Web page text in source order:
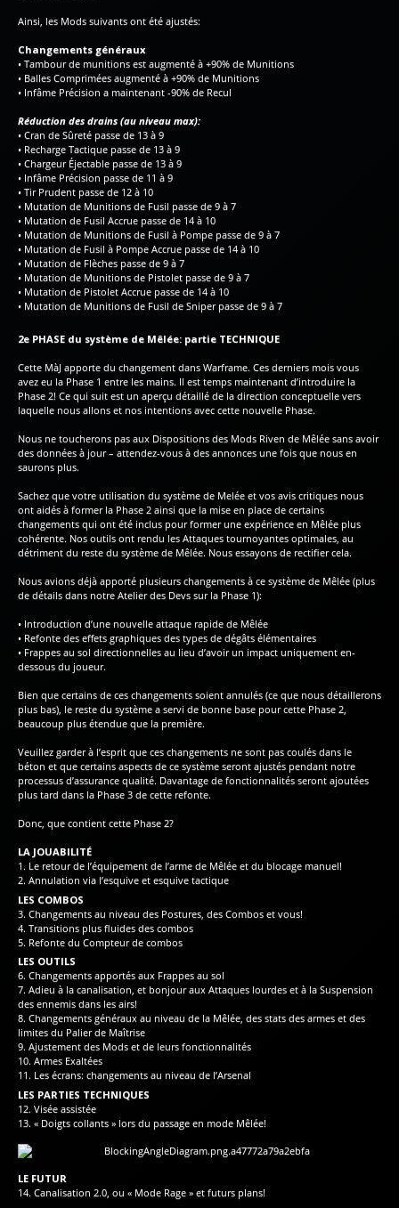
Ainsi, les Mods suivants ont été ajustés:
Changements généraux
• Tambour de munitions est augmenté à +90% de Munitions
• Balles Comprimées augmenté à +90% de Munitions
• Infâme Précision a maintenant -90% de Recul
Réduction des drains (au niveau max):
• Cran de Sûreté passe de 13 à 9
• Recharge Tactique passe de 13 à 9
• Chargeur Éjectable passe de 13 à 9
• Infâme Précision passe de 11 à 9
• Tir Prudent passe de 12 à 10
• Mutation de Munitions de Fusil passe de 9 à 7
• Mutation de Fusil Accrue passe de 14 à 10
• Mutation de Munitions de Fusil à Pompe passe de 9 à 7
• Mutation de Fusil à Pompe Accrue passe de 14 à 10
• Mutation de Flèches passe de 9 à 7
• Mutation de Munitions de Pistolet passe de 9 à 7
• Mutation de Pistolet Accrue passe de 14 à 10
• Mutation de Munitions de Fusil de Sniper passe de 9 à 7
2e PHASE du système de Mêlée: partie TECHNIQUE
Cette MàJ apporte du changement dans Warframe. Ces derniers mois vous
avez eu la Phase 1 entre les mains. Il est temps maintenant d’introduire la
Phase 2! Ce qui suit est un aperçu détaillé de la direction conceptuelle vers
laquelle nous allons et nos intentions avec cette nouvelle Phase.
Nous ne toucherons pas aux Dispositions des Mods Riven de Mêlée sans avoir
des données à jour – attendez-vous à des annonces une fois que nous en
saurons plus.
Sachez que votre utilisation du système de Melée et vos avis critiques nous
ont aidés à former la Phase 2 ainsi que la mise en place de certains
changements qui ont été inclus pour former une expérience en Mêlée plus
cohérente. Nos outils ont rendu les Attaques tournoyantes optimales, au
détriment du reste du système de Mêlée. Nous essayons de rectifier cela.
Nous avions déjà apporté plusieurs changements à ce système de Mêlée (plus
de détails dans notre Atelier des Devs sur la Phase 1):
• Introduction d’une nouvelle attaque rapide de Mêlée
• Refonte des effets graphiques des types de dégâts élémentaires
• Frappes au sol directionnelles au lieu d’avoir un impact uniquement en-
dessous du joueur.
Bien que certains de ces changements soient annulés (ce que nous détaillerons
plus bas), le reste du système a servi de bonne base pour cette Phase 2,
beaucoup plus étendue que la première.
Veuillez garder à l’esprit que ces changements ne sont pas coulés dans le
béton et que certains aspects de ce système seront ajustés pendant notre
processus d’assurance qualité. Davantage de fonctionnalités seront ajoutées
plus tard dans la Phase 3 de cette refonte.
Donc, que contient cette Phase 2?
LA JOUABILITÉ
1. Le retour de l’équipement de l’arme de Mêlée et du blocage manuel!
2. Annulation via l’esquive et esquive tactique
LES COMBOS
3. Changements au niveau des Postures, des Combos et vous!
4. Transitions plus fluides des combos
5. Refonte du Compteur de combos
LES OUTILS
6. Changements apportés aux Frappes au sol
7. Adieu à la canalisation, et bonjour aux Attaques lourdes et à la Suspension
des ennemis dans les airs!
8. Changements généraux au niveau de la Mêlée, des stats des armes et des
limites du Palier de Maîtrise
9. Ajustement des Mods et de leurs fonctionnalités
10. Armes Exaltées
11. Les écrans: changements au niveau de l’Arsenal
LES PARTIES TECHNIQUES
12. Visée assistée
13. « Doigts collants » lors du passage en mode Mêlée!
LE FUTUR
14. Canalisation 2.0, ou « Mode Rage » et futurs plans!